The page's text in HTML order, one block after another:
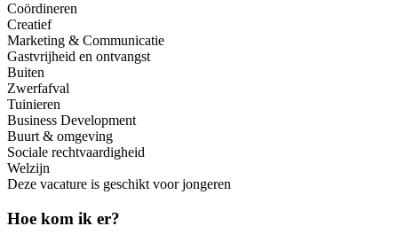
Coördineren
Creatief
Marketing & Communicatie
Gastvrijheid en ontvangst
Buiten
Zwerfafval
Tuinieren
Business Development
Buurt & omgeving
Sociale rechtvaardigheid
Welzijn
Deze vacature is geschikt voor jongeren
Hoe kom ik er?